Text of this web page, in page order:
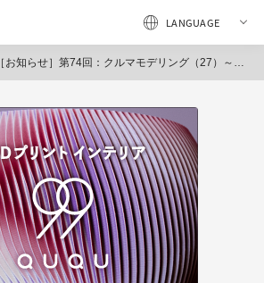
［お知らせ］第74回：クルマモデリング（27）～ディティールアップ（7）～が配信開始（BlenderでCGをはじめよう！ゼロから学ぶ3DCG教室）